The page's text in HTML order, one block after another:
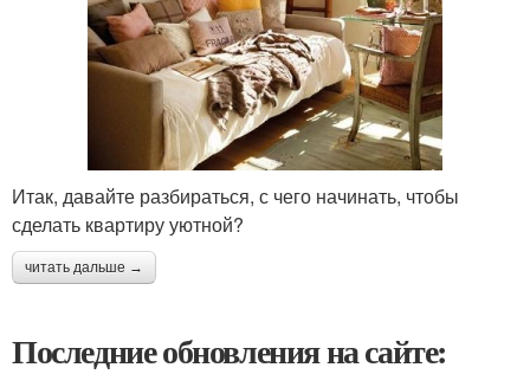
Итак, давайте разбираться, с чего начинать, чтобы
сделать квартиру уютной?
читать дальше →
Последние обновления на сайте: